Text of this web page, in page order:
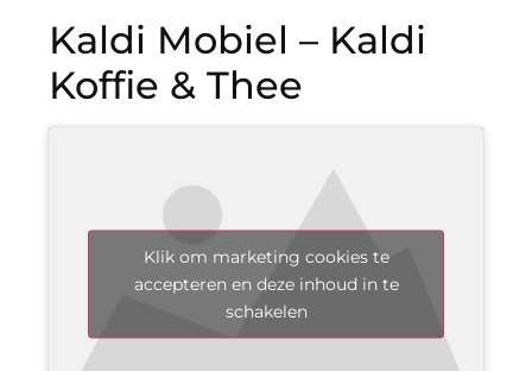
Kaldi Mobiel – Kaldi
Koffie & Thee
Klik om marketing cookies te
accepteren en deze inhoud in te
schakelen